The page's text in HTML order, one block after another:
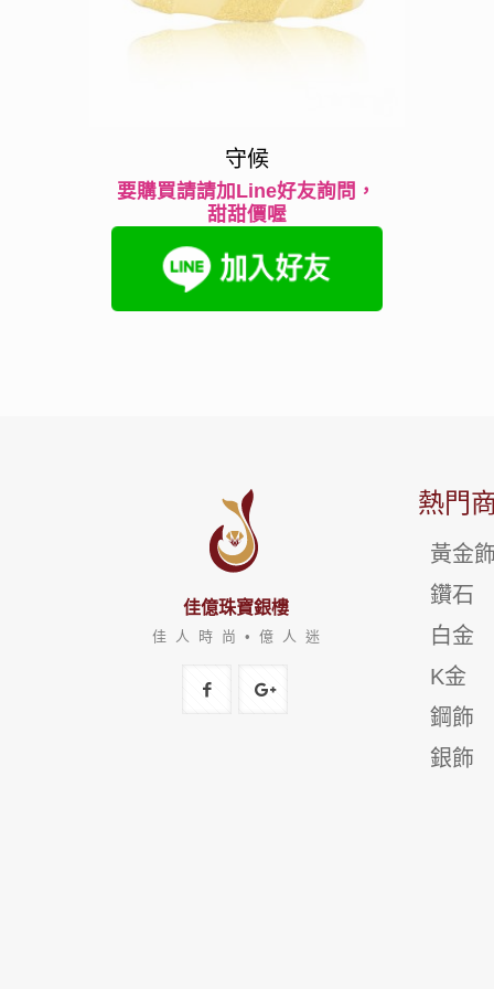
守候
要購買請請加Line好友詢問，
甜甜價喔
佳億珠寶銀樓
佳 人 時 尚 • 億 人 迷
熱門
黃金
鑽石
白金
K金
鋼飾
銀飾